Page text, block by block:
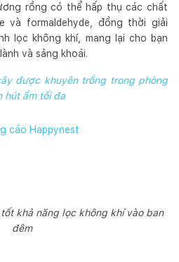
rồng có thể hấp thụ các chất
và formaldehyde, đồng thời giải
lọc không khí, mang lại cho bạn
và sảng khoái.
được khuyên trồng trong phòng
hút ẩm tối đa
khả năng lọc không khí vào ban
đêm